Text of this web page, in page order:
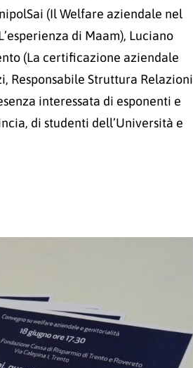
(Il Welfare aziendale nel
di Maam), Luciano
(La certificazione aziendale
Responsabile Struttura Relazioni
interessata di esponenti e
di studenti dell’Università e